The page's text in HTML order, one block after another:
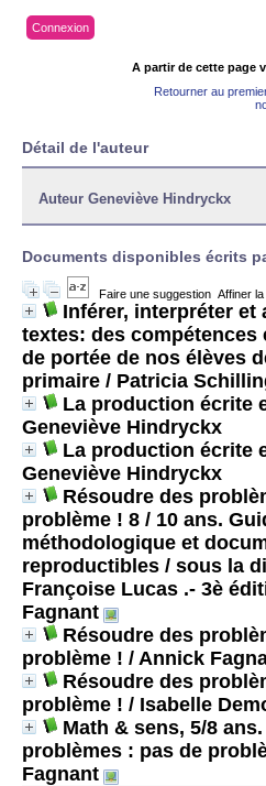
Connexion
A partir de cette page
Retourner au
Détail de l'auteur
Auteur Geneviève Hindryckx
Documents disponibles écrits
Faire une suggestion Affiner
Inférer, interpréter et
textes: des compétences
de portée de nos élèves
primaire / Patricia
La production écrite
Geneviève Hindryckx
La production écrite
Geneviève Hindryckx
Résoudre des
problème ! 8 / 10 ans.
méthodologique et
reproductibles / sous la
Françoise Lucas .- 3è
Fagnant
Résoudre des
problème ! / Annick
Résoudre des
problème ! / Isabelle
Math & sens, 5/8
problèmes : pas de
Fagnant